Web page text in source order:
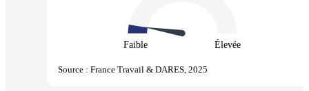
Faible Élevée
Source : France Travail & DARES, 2025